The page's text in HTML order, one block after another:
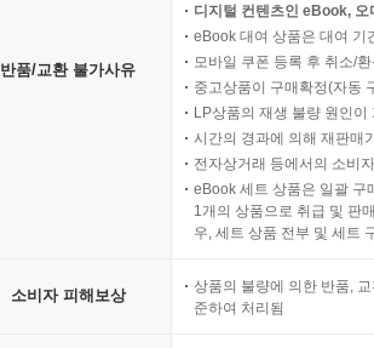
반품/교환 불가사유
디지털 컨텐츠인 eBook,
eBook 대여 상품은 대여 기
모바일 쿠폰 등록 후 취소/
중고상품이 구매확정(자동
LP상품의 재생 불량 원인
시간의 경과에 의해 재판매
전자상거래 등에서의 소비
eBook 세트 상품은 일괄 구
1개의 상품으로 취급 및 판
우, 세트 상품 전부 및 세트
소비자 피해보상
상품의 불량에 의한 반품,
준하여 처리됨